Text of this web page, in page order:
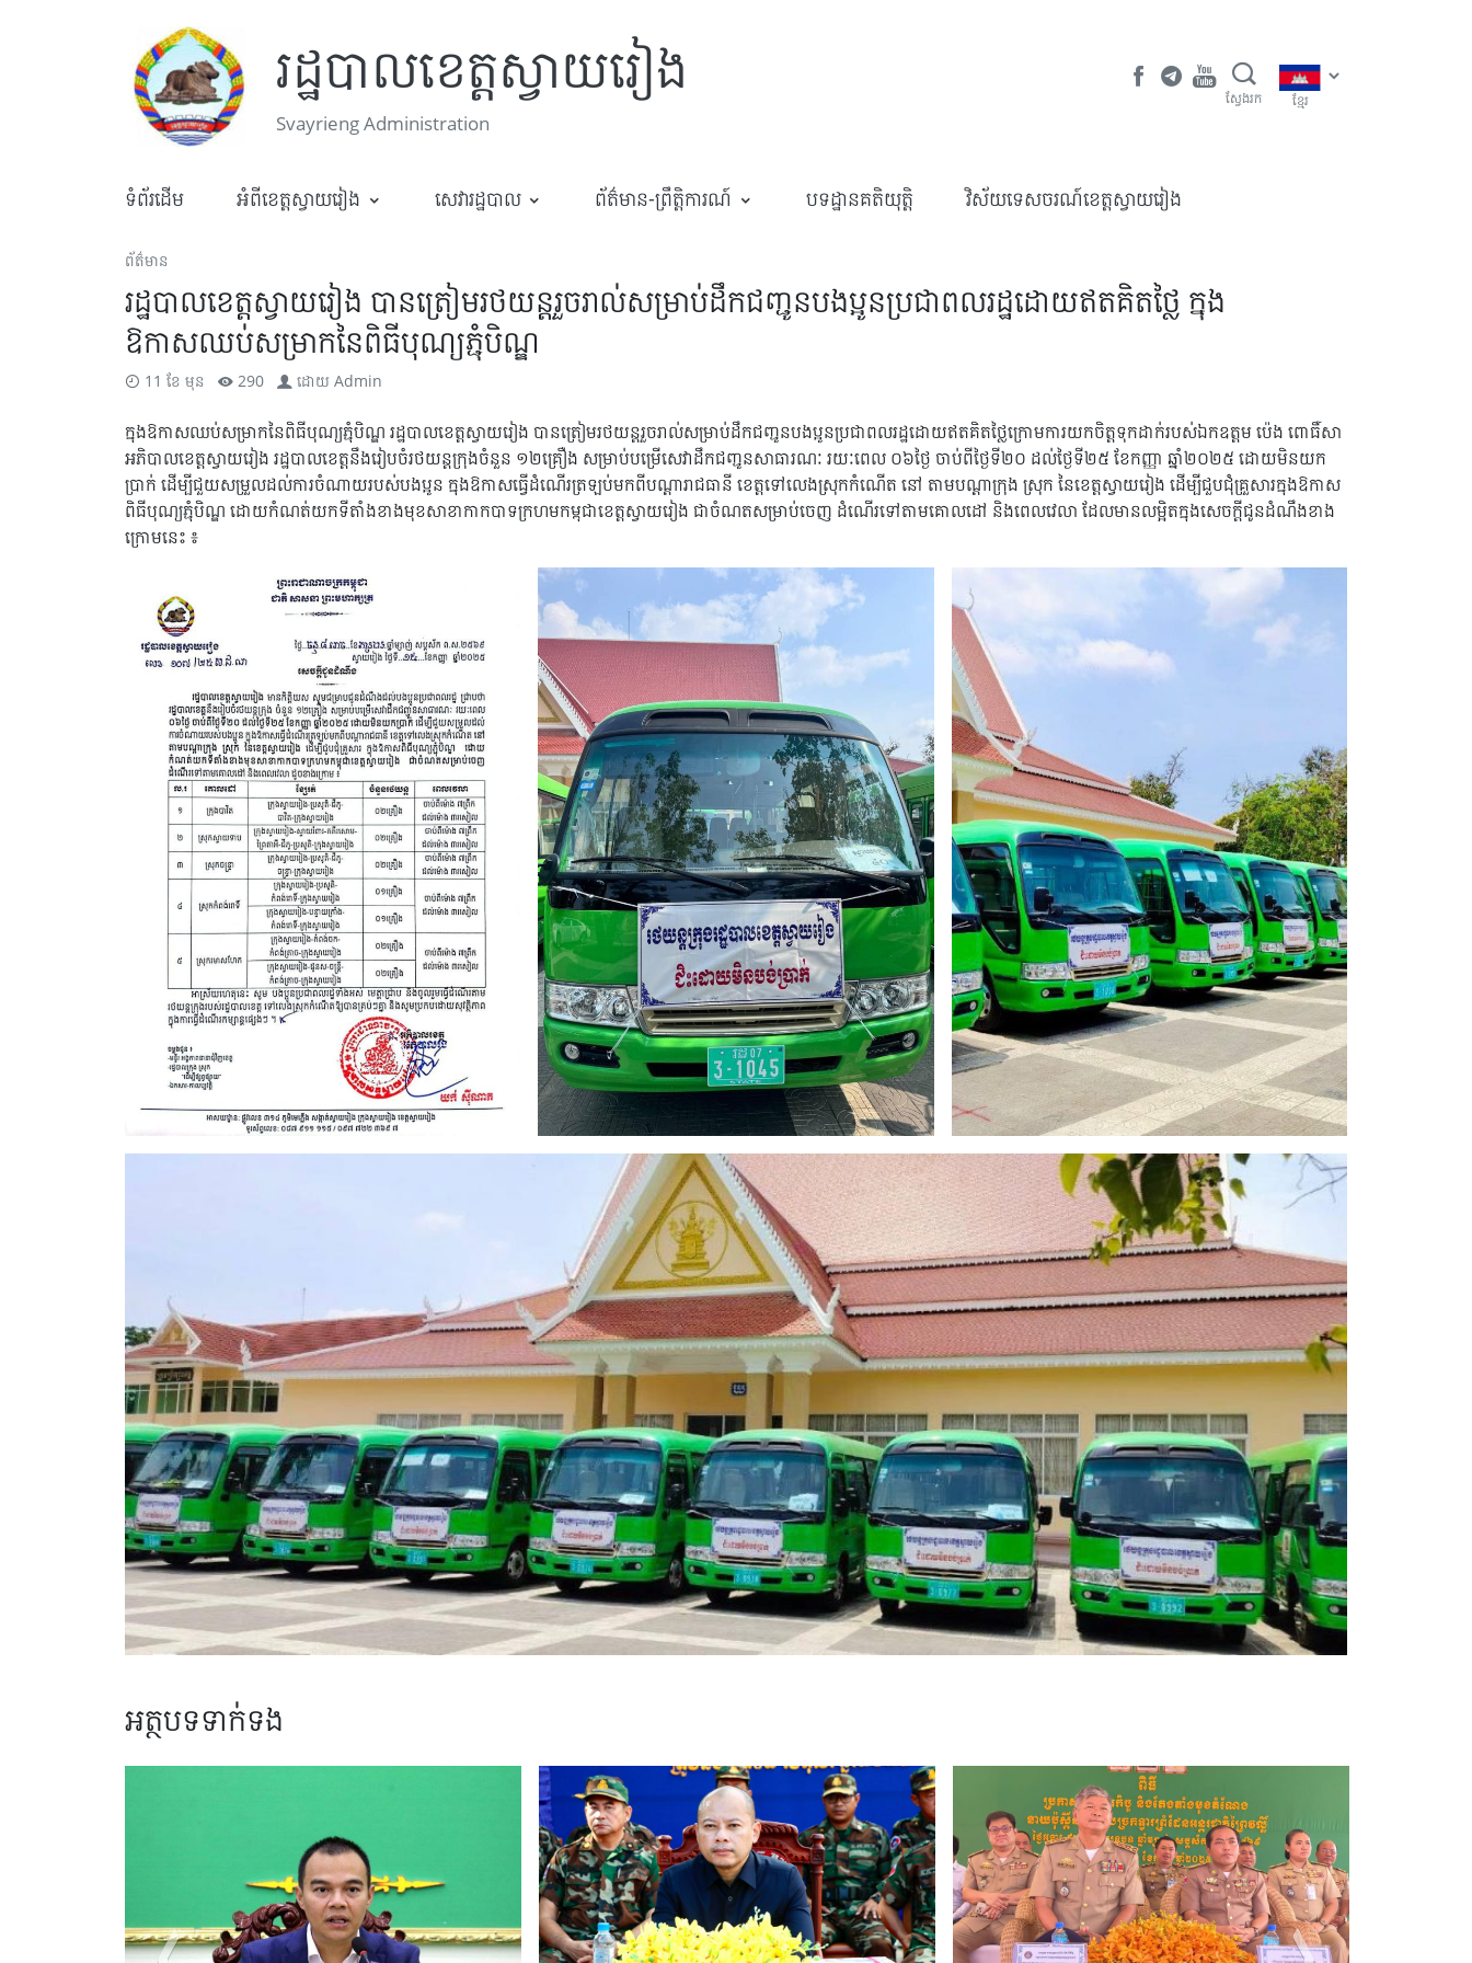
រដ្ឋបាលខេត្តស្វាយរៀង
Svayrieng Administration
ស្វែងរក ខ្មែរ
ទំព័រដើម អំពីខេត្តស្វាយរៀង សេវារដ្ឋបាល ព័ត៌មាន-ព្រឹត្តិការណ៍ បទដ្ឋានគតិយុត្តិ ​វិស័យទេសចរណ៍ខេត្តស្វាយរៀង
ព័ត៌មាន
រដ្ឋបាលខេត្តស្វាយរៀង​ បានត្រៀមរថយន្តរួចរាល់សម្រាប់ដឹកជញ្ជូនបងប្អូនប្រជាពលរដ្ឋដោយឥតគិតថ្លៃ ក្នុង
ឱកាសឈប់សម្រាកនៃពិធីបុណ្យភ្ជុំបិណ្ឌ
11 ខែ មុន 290 ដោយ Admin
ក្នុងឱកាសឈប់សម្រាកនៃពិធីបុណ្យភ្ជុំបិណ្ឌ រដ្ឋបាលខេត្តស្វាយរៀង​ បានត្រៀមរថយន្តរួចរាល់សម្រាប់ដឹកជញ្ជូនបងប្អូនប្រជាពលរដ្ឋដោយឥតគិតថ្លៃក្រោមការយកចិត្តទុកដាក់របស់ឯកឧត្ដម ប៉េង ពោធិ៍សា
អភិបាលខេត្តស្វាយរៀង រដ្ឋបាលខេត្តនឹងរៀបចំរថយន្តក្រុងចំនួន ១២គ្រឿង សម្រាប់បម្រើសេវាដឹកជញ្ជូនសាធារណៈ រយៈពេល ០៦ថ្ងៃ ចាប់ពីថ្ងៃទី២០ ដល់ថ្ងៃទី២៥ ខែកញ្ញា ឆ្នាំ២០២៥ ដោយមិនយក
ប្រាក់ ដើម្បីជួយសម្រួលដល់ការចំណាយរបស់បងប្អូន ក្នុងឱកាសធ្វើដំណើរត្រឡប់មកពីបណ្តារាជធានី ខេត្តទៅលេងស្រុកកំណើត នៅ តាមបណ្តាក្រុង ស្រុក នៃខេត្តស្វាយរៀង ដើម្បីជួបជុំគ្រួសារក្នុងឱកាស
ពិធីបុណ្យភ្ជុំបិណ្ឌ ដោយកំណត់យកទីតាំងខាងមុខសាខាកាកបាទក្រហមកម្ពុជាខេត្តស្វាយរៀង ជាចំណតសម្រាប់ចេញ ដំណើរទៅតាមគោលដៅ និងពេលវេលា ដែលមានលម្អិតក្នុងសេចក្តីជូនដំណឹងខាង
ក្រោមនេះ ៖
អត្ថបទទាក់ទង